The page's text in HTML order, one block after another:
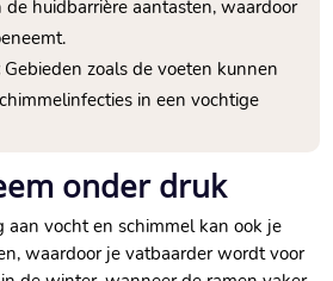
huidbarrière aantasten, waardoor
Gebieden zoals de voeten kunnen
in een vochtige
onder druk
aan vocht en schimmel kan ook je
waardoor je vatbaarder wordt voor